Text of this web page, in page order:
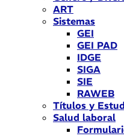
ART
Sistemas
GEI
GEI PAD
IDGE
SIGA
SIE
RAWEB
Títulos y
Salud laboral